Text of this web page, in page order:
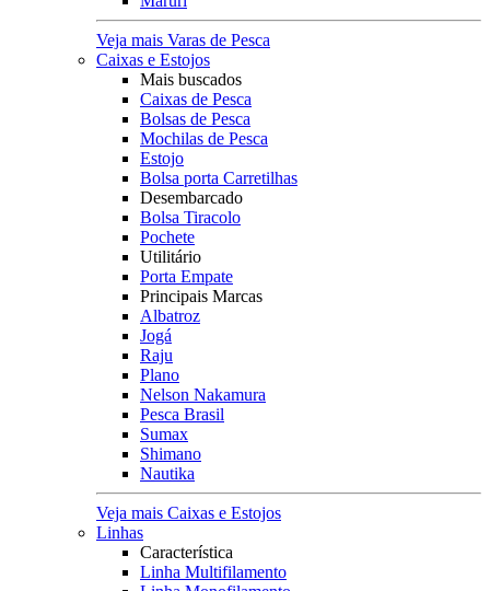
Veja mais Varas de Pesca
Caixas e Estojos
Mais buscados
Caixas de Pesca
Bolsas de Pesca
Mochilas de Pesca
Estojo
Bolsa porta Carretilhas
Desembarcado
Bolsa Tiracolo
Pochete
Utilitário
Porta Empate
Principais Marcas
Albatroz
Jogá
Raju
Plano
Nelson Nakamura
Pesca Brasil
Sumax
Shimano
Nautika
Veja mais Caixas e Estojos
Linhas
Característica
Linha Multifilamento